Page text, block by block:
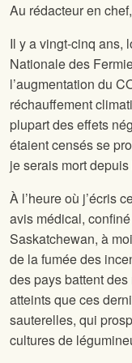
Au rédacteur en chef,
Il y a vingt-cinq ans,
Nationale des
l’augmentation du
réchauffement
plupart des effets
étaient censés se
je serais mort
À l’heure où j’écris
avis médical,
Saskatchewan, à
de la fumée des
des pays battent
atteints que ces
sauterelles, qui
cultures de